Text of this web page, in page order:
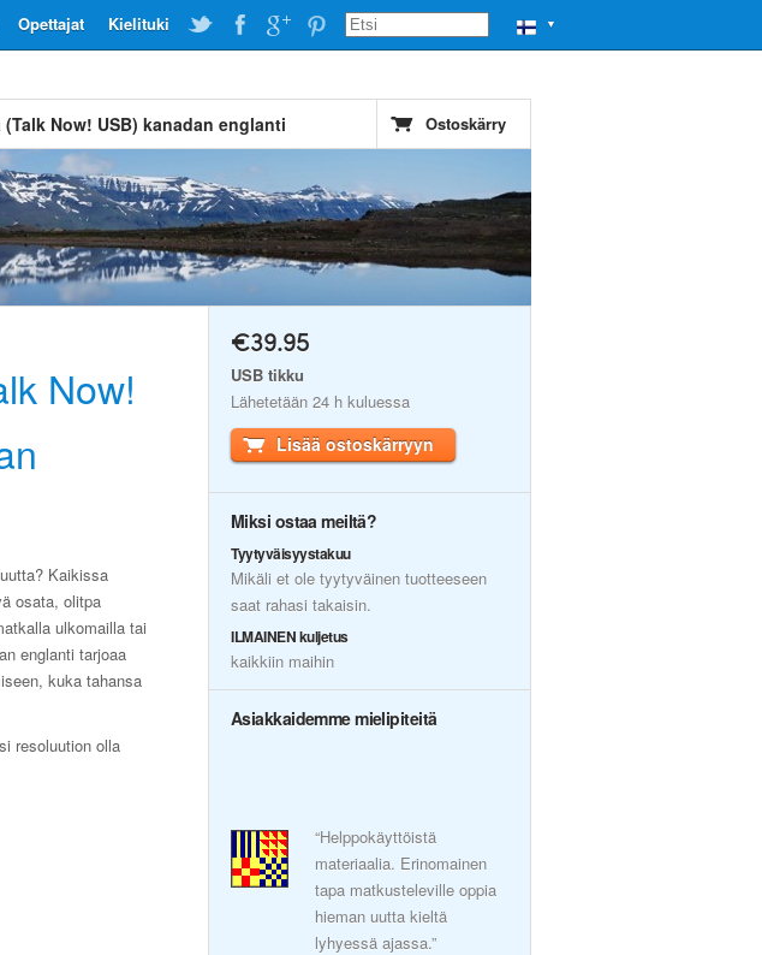
▼
Kielituki
Opettajat
(Talk Now! USB) kanadan englanti Ostoskärry
Now!
Kaikissa
osata, olitpa
ulkomailla tai
englanti tarjoaa
kuka tahansa
resoluution olla
€39.95
USB tikku
Lähetetään 24 h kuluessa
Lisää ostoskärryyn
Miksi ostaa meiltä?
Tyytyväisyystakuu
Mikäli et ole tyytyväinen tuotteeseen
saat rahasi takaisin.
ILMAINEN kuljetus
kaikkiin maihin
Asiakkaidemme mielipiteitä
“Helppokäyttöistä
materiaalia. Erinomainen
tapa matkusteleville oppia
hieman uutta kieltä
lyhyessä ajassa.”